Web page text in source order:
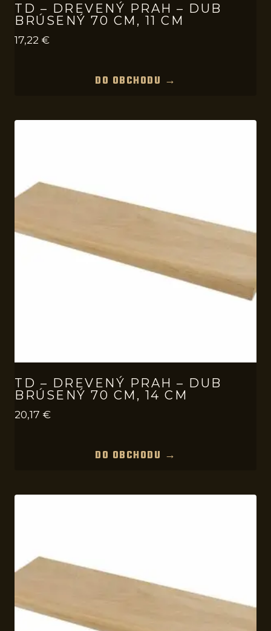
TD – DREVENÝ PRAH – DUB
BRÚSENÝ 70 CM, 11 CM
17,22 €
DO OBCHODU →
TD – DREVENÝ PRAH – DUB
BRÚSENÝ 70 CM, 14 CM
20,17 €
DO OBCHODU →